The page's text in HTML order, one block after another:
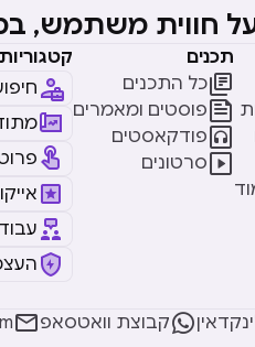
חווית משתמש,
תכנים
כל התכנים
פוסטים ומאמרים
פודקאסטים 
סרטונים 
קטגוריות
קבוצת וואטסאפ
